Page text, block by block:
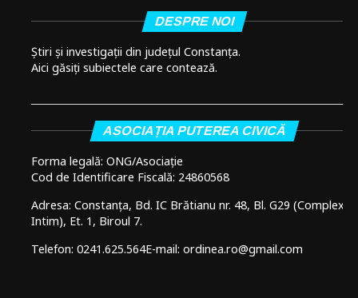
DESPRE NOI
Știri și investigații din județul Constanța.
Aici găsiți subiectele care contează.
ASOCIAȚIA PUTEREA CIVICĂ
Forma legală: ONG/Asociație
Cod de Identificare Fiscală: 24860568
Adresa: Constanța, Bd. IC Brătianu nr. 48, Bl. G29 (Complex
Intim), Et. 1, Biroul 7.
Telefon: 0241.625.564E-mail: ordinea.ro@gmail.com